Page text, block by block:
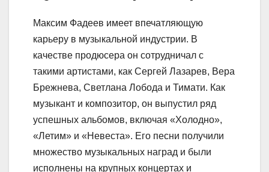
Максим Фадеев имеет впечатляющую
карьеру в музыкальной индустрии. В
качестве продюсера он сотрудничал с
такими артистами, как Сергей Лазарев, Вера
Брежнева, Светлана Лобода и Тимати. Как
музыкант и композитор, он выпустил ряд
успешных альбомов, включая «Холодно»,
«Летим» и «Невеста». Его песни получили
множество музыкальных наград и были
исполнены на крупных концертах и